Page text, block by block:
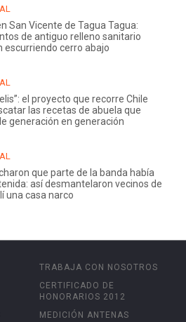
San Vicente de Tagua Tagua:
de antiguo relleno sanitario
escurriendo cerro abajo
el proyecto que recorre Chile
las recetas de abuela que
generación en generación
que parte de la banda había
así desmantelaron vecinos de
una casa narco
TRABAJA CON NOSOTROS
CERTIFICADO DE
HONORARIOS 2012
MEDICIÓN ANTENAS